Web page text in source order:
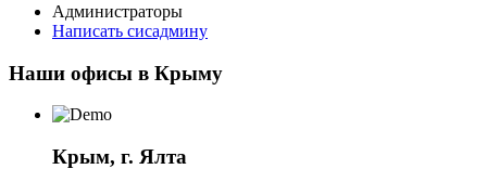
Администраторы
Написать сисадмину
Наши офисы в Крыму
Крым, г. Ялта